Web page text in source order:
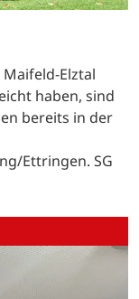
Elztal
haben, sind
bereits in der
Ettringen. SG